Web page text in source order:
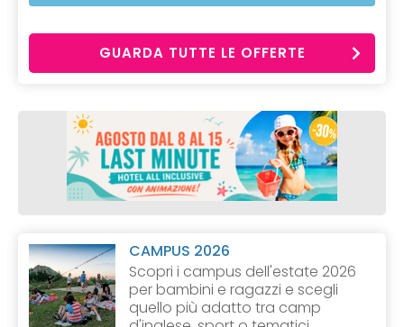
GUARDA TUTTE LE OFFERTE
CAMPUS 2026
Scopri i campus dell'estate 2026
per bambini e ragazzi e scegli
quello più adatto tra camp